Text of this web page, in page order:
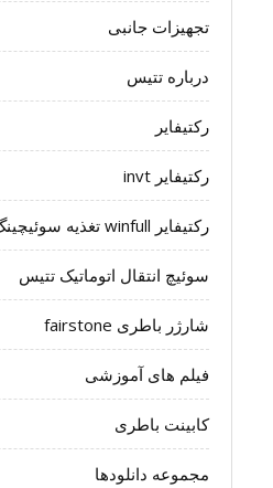
تجهیزات جانبی
درباره تتیس
رکتیفایر
رکتیفایر invt
رکتیفایر winfull تغذیه سوئیچینگ مخابراتی
سوئیچ انتقال اتوماتیک تتیس
شارژر باطری fairstone
فیلم های آموزشی
کابینت باطری
مجموعه دانلودها